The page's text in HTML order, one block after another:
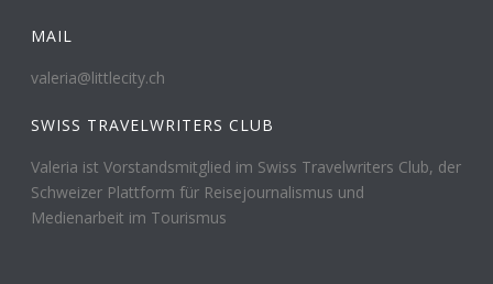
MAIL
valeria@littlecity.ch
SWISS TRAVELWRITERS CLUB
Valeria ist Vorstandsmitglied im Swiss Travelwriters Club, der
Schweizer Plattform für Reisejournalismus und
Medienarbeit im Tourismus